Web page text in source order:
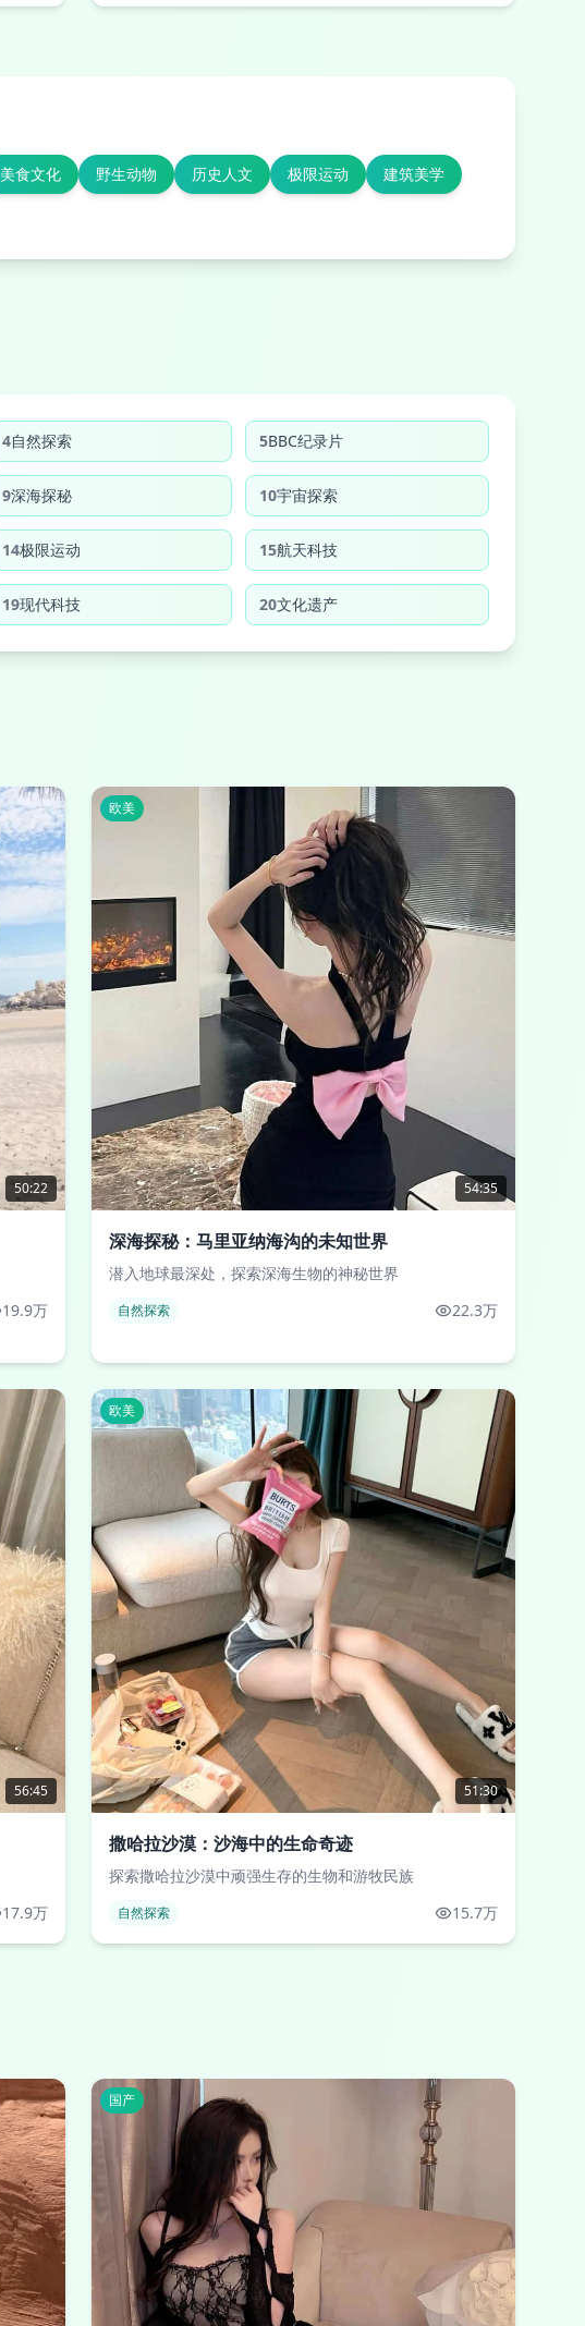
美食文化 野生动物 历史人文 极限运动
建筑美学
4自然探索 5BBC纪录片
9深海探秘 10宇宙探索
14极限运动 15航天科技
19现代科技 20文化遗产
50:22
19.9万
54:35
欧美
深海探秘：马里亚纳海沟的未知世界
潜入地球最深处，探索深海生物的神秘世界
自然探索 22.3万
56:45
17.9万
51:30
欧美
撒哈拉沙漠：沙海中的生命奇迹
探索撒哈拉沙漠中顽强生存的生物和游牧民族
自然探索 15.7万
国产